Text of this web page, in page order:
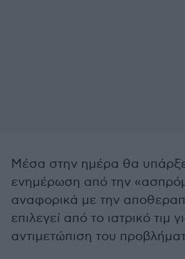
Μέσα στην ημέρα θα
ενημέρωση από την
αναφορικά με την
επιλεγεί από το ιατρικό τιμ
αντιμετώπιση του